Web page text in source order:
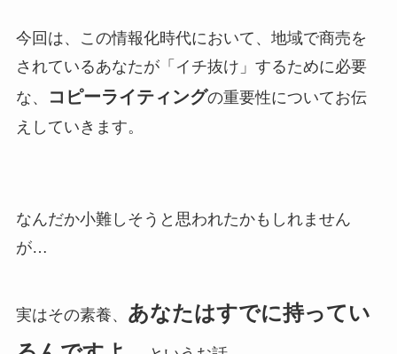
今回は、この情報化時代において、地域で商売を
されているあなたが「イチ抜け」するために必要
な、
コピーライティングの重要性についてお伝
えしていきます。
なんだか小難しそうと思われたかもしれません
が…
実はその素養、 あなたはすでに持ってい